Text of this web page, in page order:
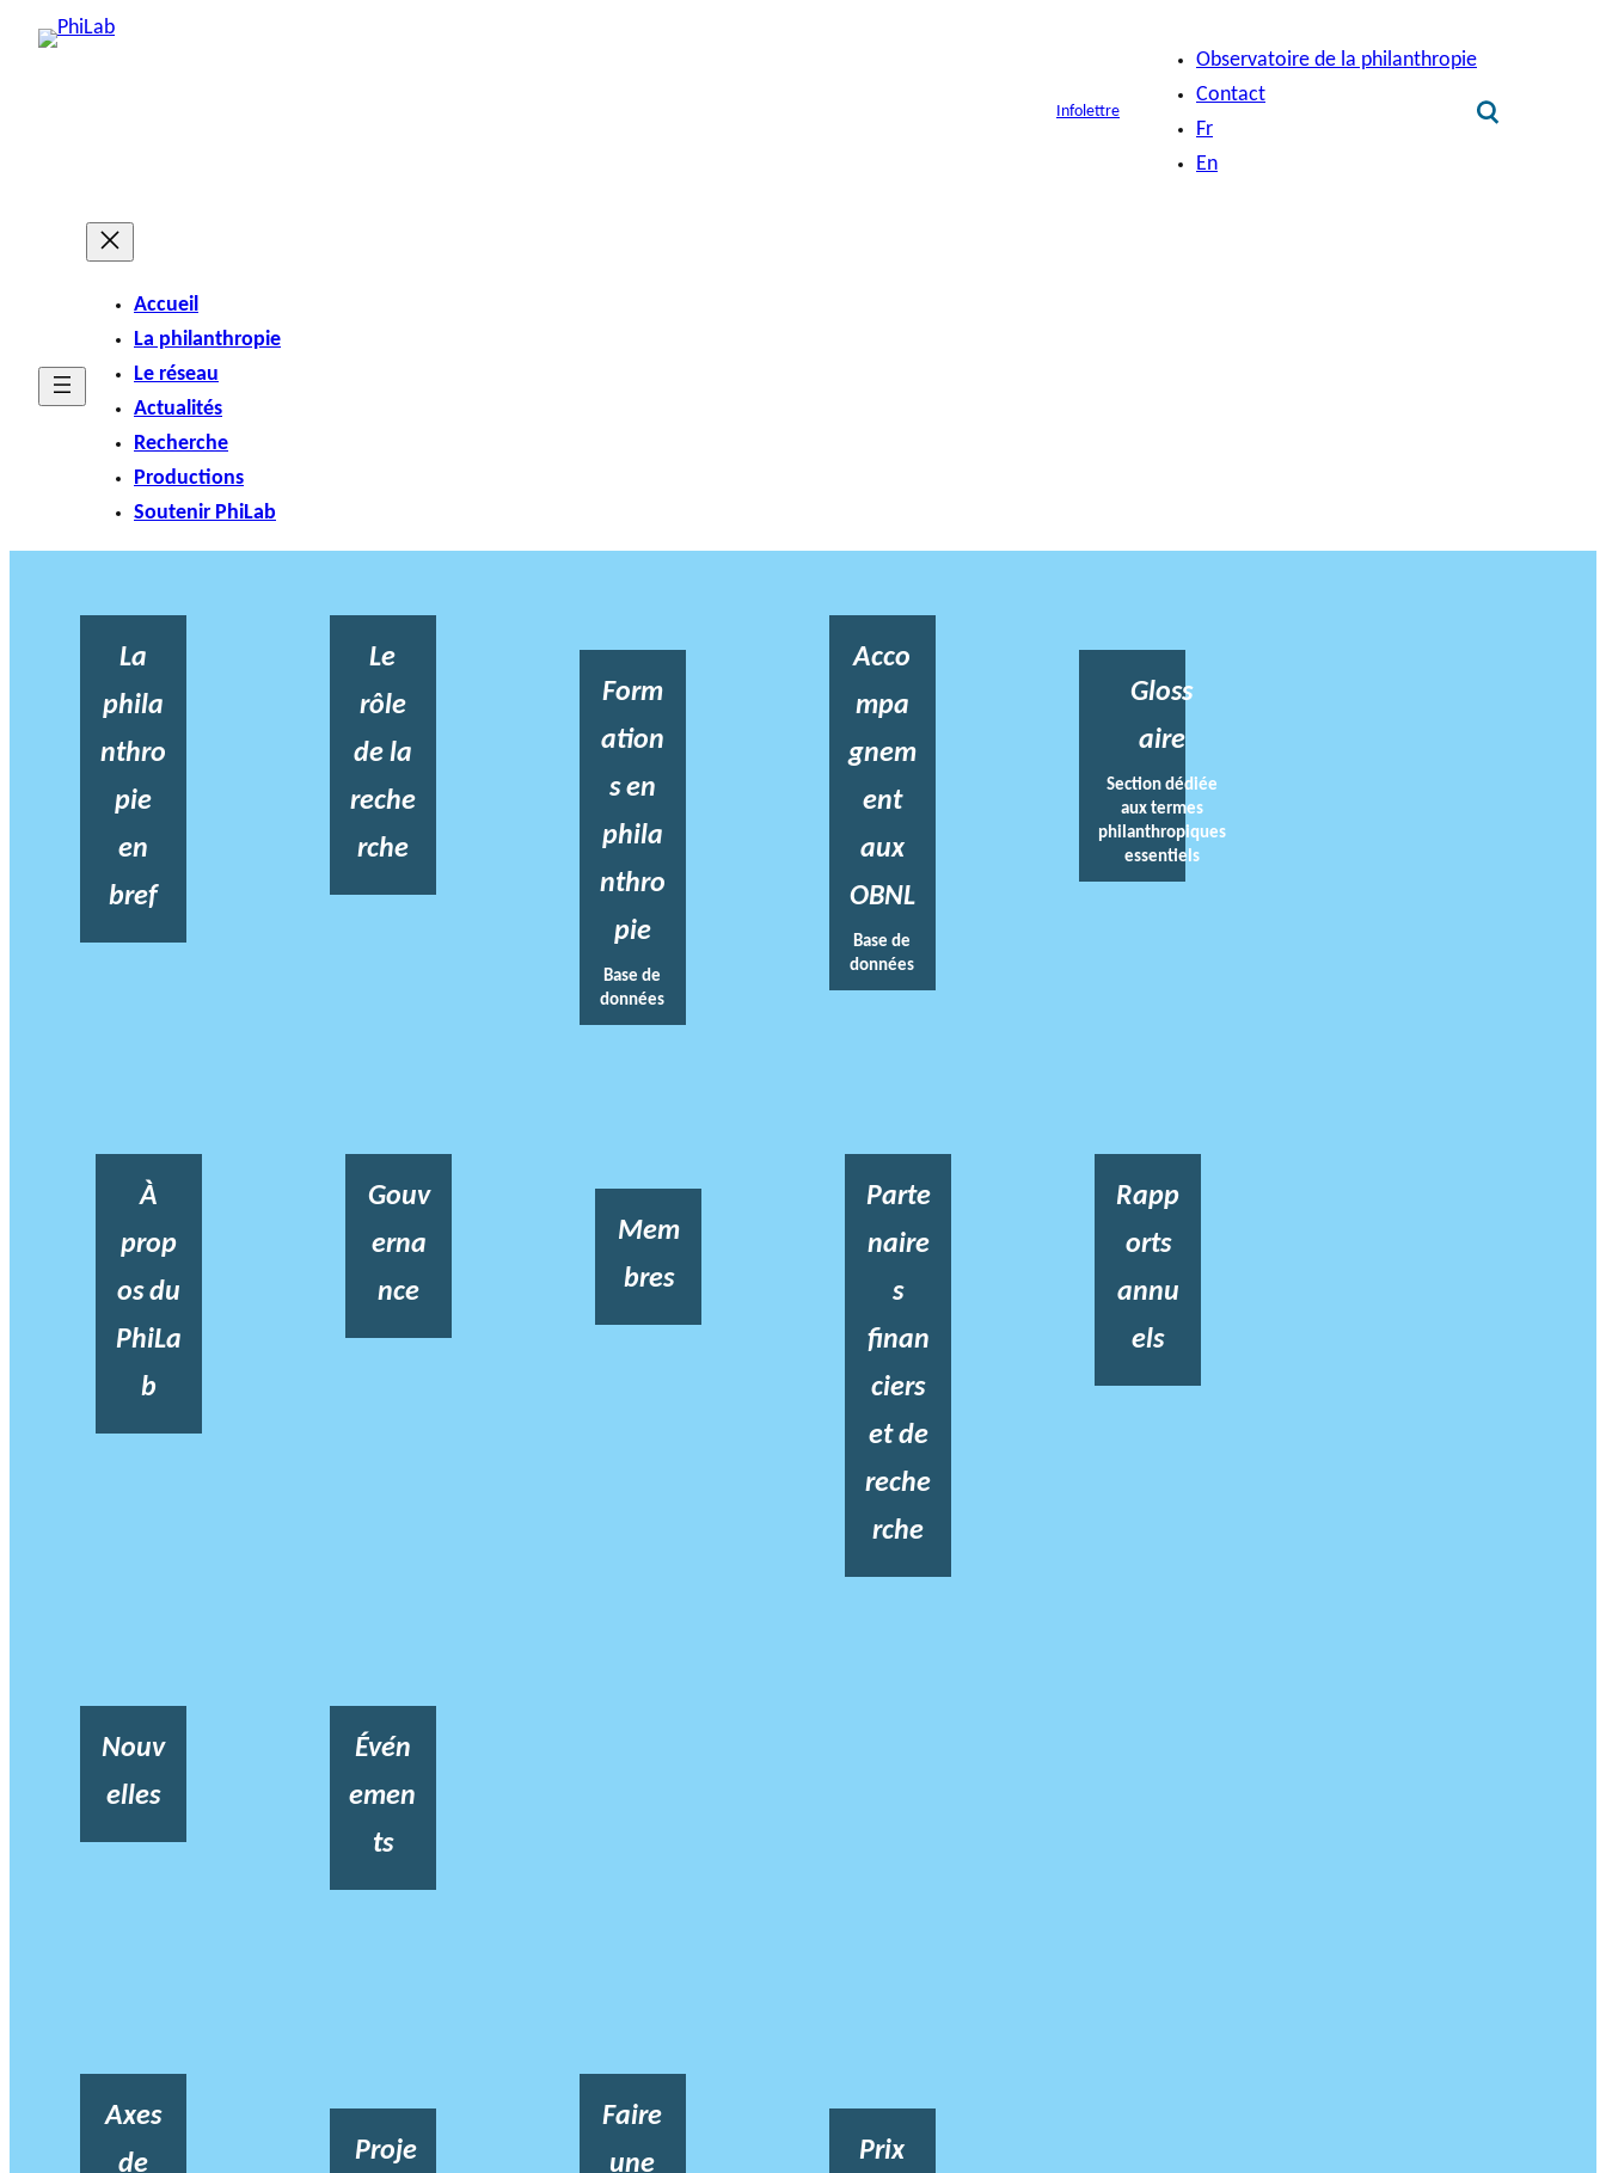
Infolettre
Observatoire de la philanthropie
Contact
Fr
En
Accueil
La philanthropie
Le réseau
Actualités
Recherche
Productions
Soutenir PhiLab
La
phila
nthro
pie
en
bref
Le
rôle
de la
reche
rche
Form
ation
s en
phila
nthro
pie
Base de
données
Acco
mpa
gnem
ent
aux
OBNL
Base de
données
Gloss
aire
Section dédiée
aux termes
philanthropiques
essentiels
À
prop
os du
PhiLa
b
Gouv
erna
nce
Mem
bres
Parte
naire
s
finan
ciers
et de
reche
rche
Rapp
orts
annu
els
Nouv
elles
Évén
emen
ts
Axes
de
Proje
Faire
une
Prix